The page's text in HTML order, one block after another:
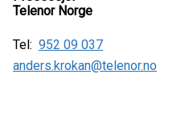
Telenor Norge
Tel: 952 09 037
anders.krokan@telenor.no